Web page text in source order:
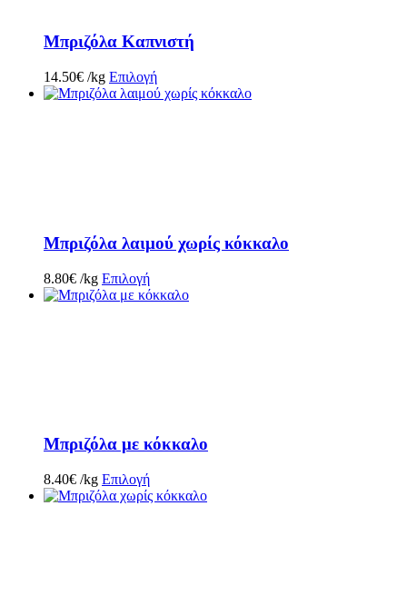
Μπριζόλα Καπνιστή
14.50€ /kg Επιλογή
Μπριζόλα λαιμού χωρίς κόκκαλο
8.80€ /kg Επιλογή
Μπριζόλα με κόκκαλο
8.40€ /kg Επιλογή